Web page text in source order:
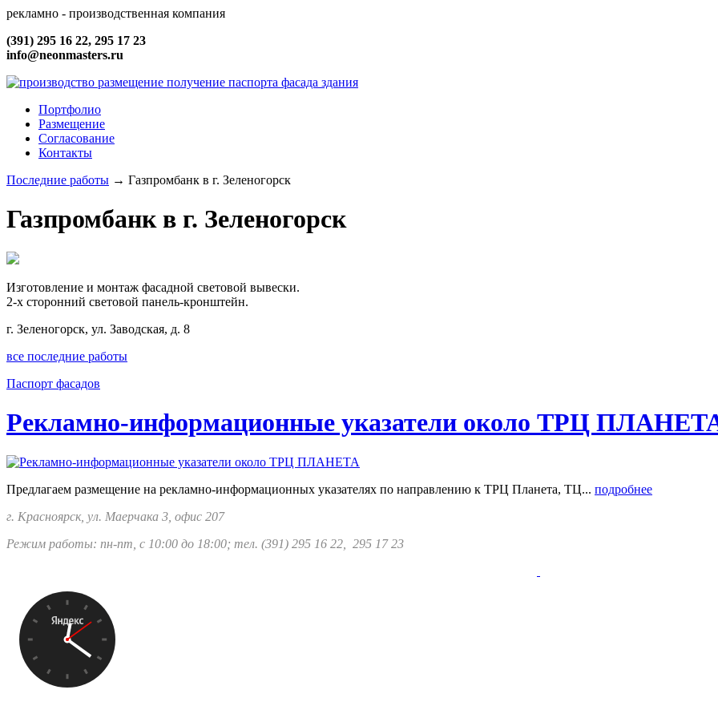
рекламно - производственная компания
(391) 295 16 22, 295 17 23
info@neonmasters.ru
Портфолио
Размещение
Согласование
Контакты
Последние работы → Газпромбанк в г. Зеленогорск
Газпромбанк в г. Зеленогорск
Изготовление и монтаж фасадной световой вывески.
2-х сторонний световой панель-кронштейн.
г. Зеленогорск, ул. Заводская, д. 8
все последние работы
Паспорт фасадов
Рекламно-информационные указатели около ТРЦ
Предлагаем размещение на рекламно-информационных указателях по направлению к ТРЦ Планета, ТЦ... подробнее
г. Красноярск, ул. Маерчака 3, офис 207
Режим работы: пн-пт, с 10:00 до 18:00; тел. (391) 295 16 22, 295 17 23